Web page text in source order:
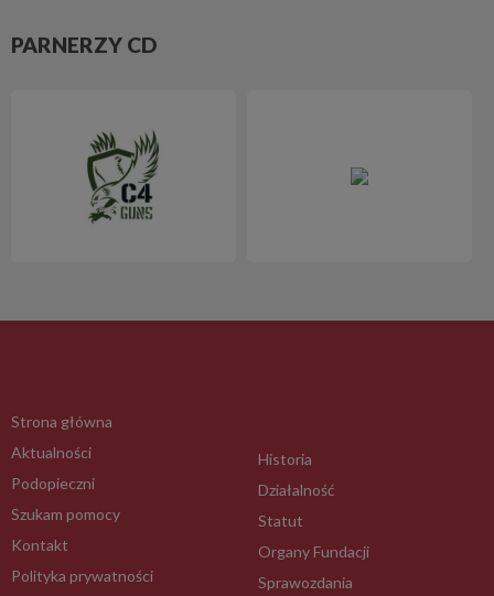
PARNERZY CD
Strona główna
Aktualności
Podopieczni
Szukam pomocy
Kontakt
Polityka prywatności
Historia
Działalność
Statut
Organy Fundacji
Sprawozdania